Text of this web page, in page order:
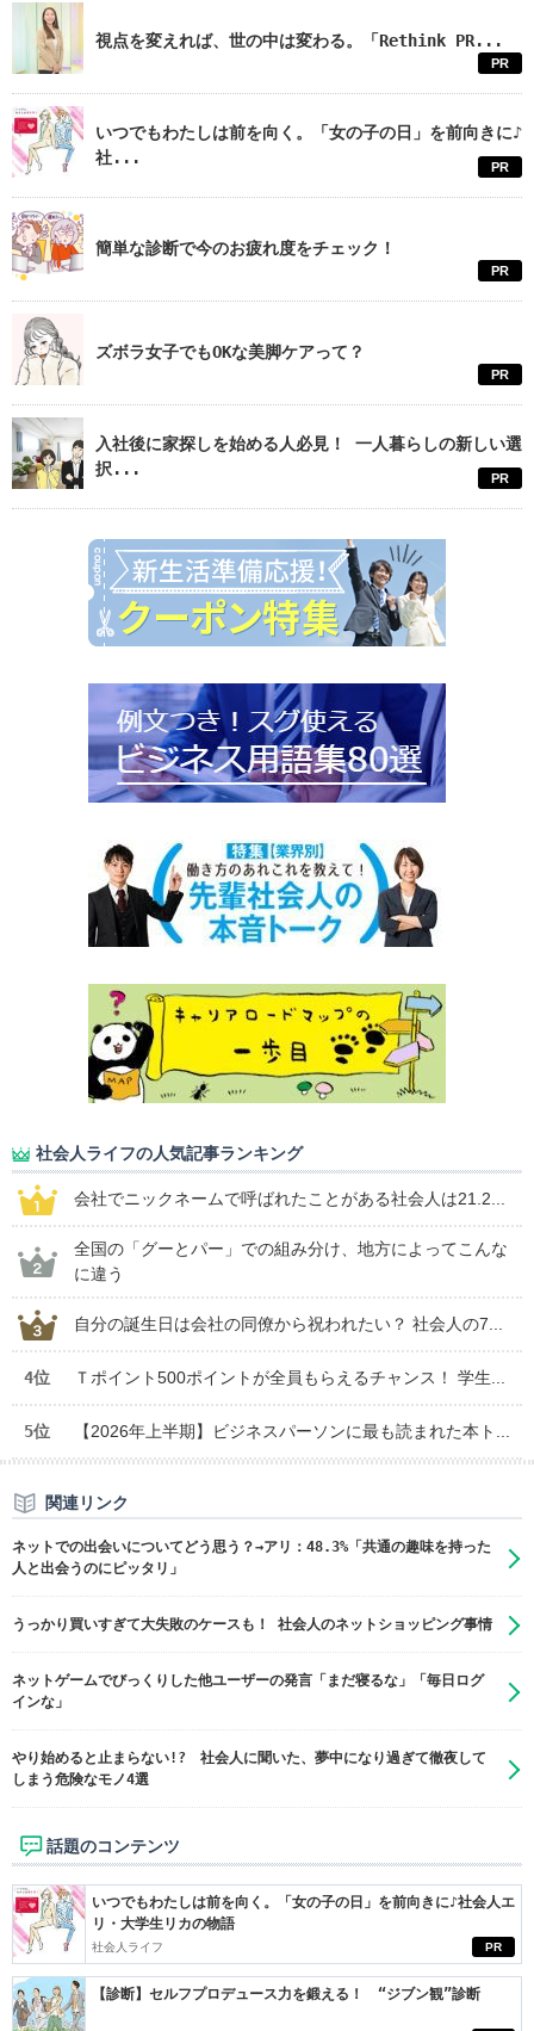
視点を変えれば、世の中は変わる。「Rethink PR...
PR
いつでもわたしは前を向く。「女の子の日」を前向きに♪
社...
PR
簡単な診断で今のお疲れ度をチェック！
PR
ズボラ女子でもOKな美脚ケアって？
PR
入社後に家探しを始める人必見！ 一人暮らしの新しい選
択...
PR
社会人ライフの人気記事ランキング
会社でニックネームで呼ばれたことがある社会人は21.2...
全国の「グーとパー」での組み分け、地方によってこんな
に違う
自分の誕生日は会社の同僚から祝われたい？ 社会人の7...
4位 Ｔポイント500ポイントが全員もらえるチャンス！ 学生...
5位 【2026年上半期】ビジネスパーソンに最も読まれた本ト...
関連リンク
ネットでの出会いについてどう思う？→アリ：48.3%「共通の趣味を持った
人と出会うのにピッタリ」
うっかり買いすぎて大失敗のケースも！ 社会人のネットショッピング事情
ネットゲームでびっくりした他ユーザーの発言「まだ寝るな」「毎日ログ
インな」
やり始めると止まらない!? 社会人に聞いた、夢中になり過ぎて徹夜して
しまう危険なモノ4選
話題のコンテンツ
PR
いつでもわたしは前を向く。「女の子の日」を前向きに♪社会人エ
リ・大学生リカの物語
社会人ライフ
【診断】セルフプロデュース力を鍛える！ “ジブン観”診断